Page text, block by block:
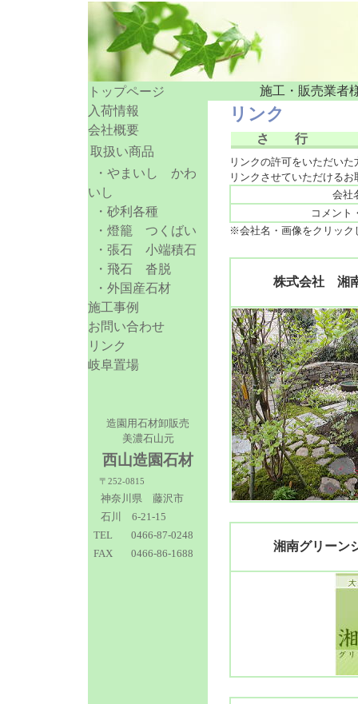
トップページ
入荷情報
会社概要
取扱い商品
・やまいし かわ
いし
・砂利各種
・燈籠 つくばい
・張石 小端積石
・飛石 沓脱
・外国産石材
施工事例
お問い合わせ
リンク
岐阜置場
造園用石材卸販売
美濃石山元
西山造園石材
〒252-0815
神奈川県 藤沢市
石川 6-21-15
TEL
0466-87-0248
FAX
0466-86-1688
施工・販売業者
リンク
さ 行
リンクの許可をいただい
リンクさせていただける
会社
コメント
※会社名・画像をクリック
株式会社 湘
湘南グリーン